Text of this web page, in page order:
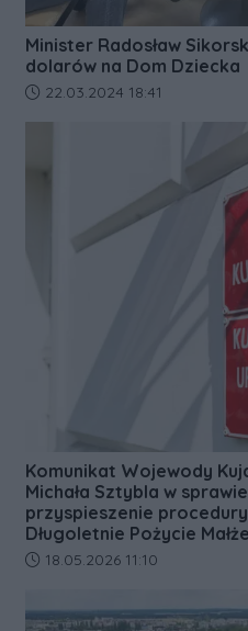
Minister Radosław
dolarów na Dom Dziecka
Data dodania artykułu:
22.03.2024 18:41
Komunikat Wojewody
Michała Sztybla w
przyspieszenie
Długoletnie Pożycie
Data dodania artykułu:
18.05.2026 11:10